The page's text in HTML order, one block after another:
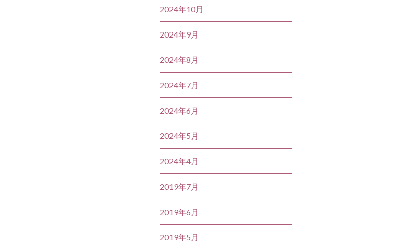
2024年10月
2024年9月
2024年8月
2024年7月
2024年6月
2024年5月
2024年4月
2019年7月
2019年6月
2019年5月